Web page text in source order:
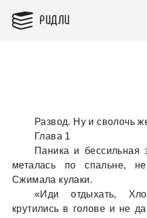
РИДЛИ
Развод. Ну и сволочь
Глава 1
Паника и бессильная
металась по спальне,
Сжимала кулаки.
«Иди отдыхать,
крутились в голове и не